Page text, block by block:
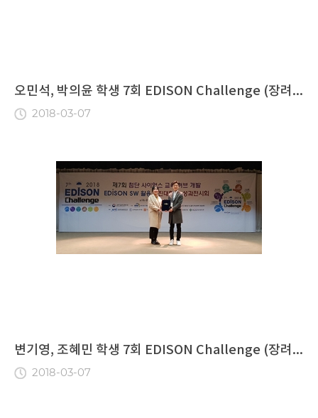
오민석, 박의윤 학생 7회 EDISON Challenge (장려...
2018-03-07
변기영, 조혜민 학생 7회 EDISON Challenge (장려...
2018-03-07